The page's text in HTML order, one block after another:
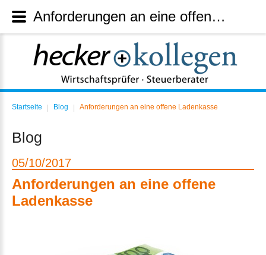
Startseite | Blog | Anforderungen an eine offene Ladenkasse
Blog
05 10 2017
Anforderungen an eine offene
Ladenkasse
Anforderungen an eine offene Ladenkasse